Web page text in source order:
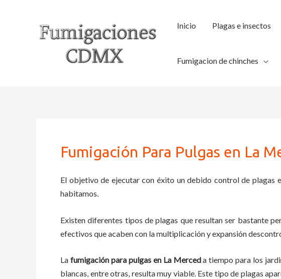
Inicio Plagas e insectos
Fumigacion de chinches
Fumigación Para Pulgas en La
El objetivo de ejecutar con éxito un debido control de plagas
habitamos.
Existen diferentes tipos de plagas que resultan ser bastante
efectivos que acaben con la multiplicación y expansión
La fumigación para pulgas en La Merceda tiempo para los
blancas, entre otras, resulta muy viable. Este tipo de plagas